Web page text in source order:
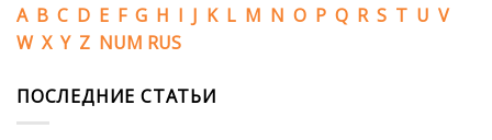
A B C D E F G H I J K L M N O P Q R S T U V
W X Y Z NUM RUS
ПОСЛЕДНИЕ СТАТЬИ